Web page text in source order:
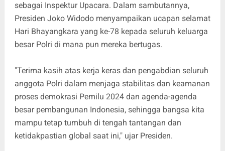
sebagai Inspektur Upacara. Dalam sambutannya,
Presiden Joko Widodo menyampaikan ucapan selamat
Hari Bhayangkara yang ke-78 kepada seluruh keluarga
besar Polri di mana pun mereka bertugas.
"Terima kasih atas kerja keras dan pengabdian seluruh
anggota Polri dalam menjaga stabilitas dan keamanan
proses demokrasi Pemilu 2024 dan agenda-agenda
besar pembangunan Indonesia, sehingga bangsa kita
mampu tetap tumbuh di tengah tantangan dan
ketidakpastian global saat ini," ujar Presiden.